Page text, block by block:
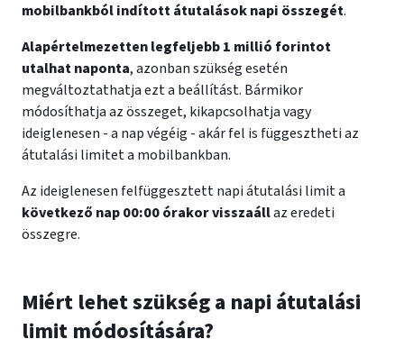
mobilbankból indított átutalások napi összegét.
Alapértelmezetten legfeljebb 1 millió forintot
utalhat naponta, azonban szükség esetén
megváltoztathatja ezt a beállítást. Bármikor
módosíthatja az összeget, kikapcsolhatja vagy
ideiglenesen - a nap végéig - akár fel is függesztheti az
átutalási limitet a mobilbankban.
Az ideiglenesen felfüggesztett napi átutalási limit a
következő nap 00:00 órakor visszaállaz eredeti
összegre.
Miért lehet szükség a napi átutalási
limit módosítására?